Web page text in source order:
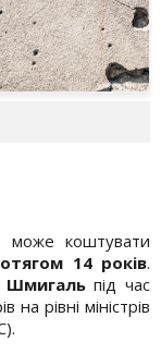
може коштувати
14 років.
Шмигальпід час
рівні міністрів